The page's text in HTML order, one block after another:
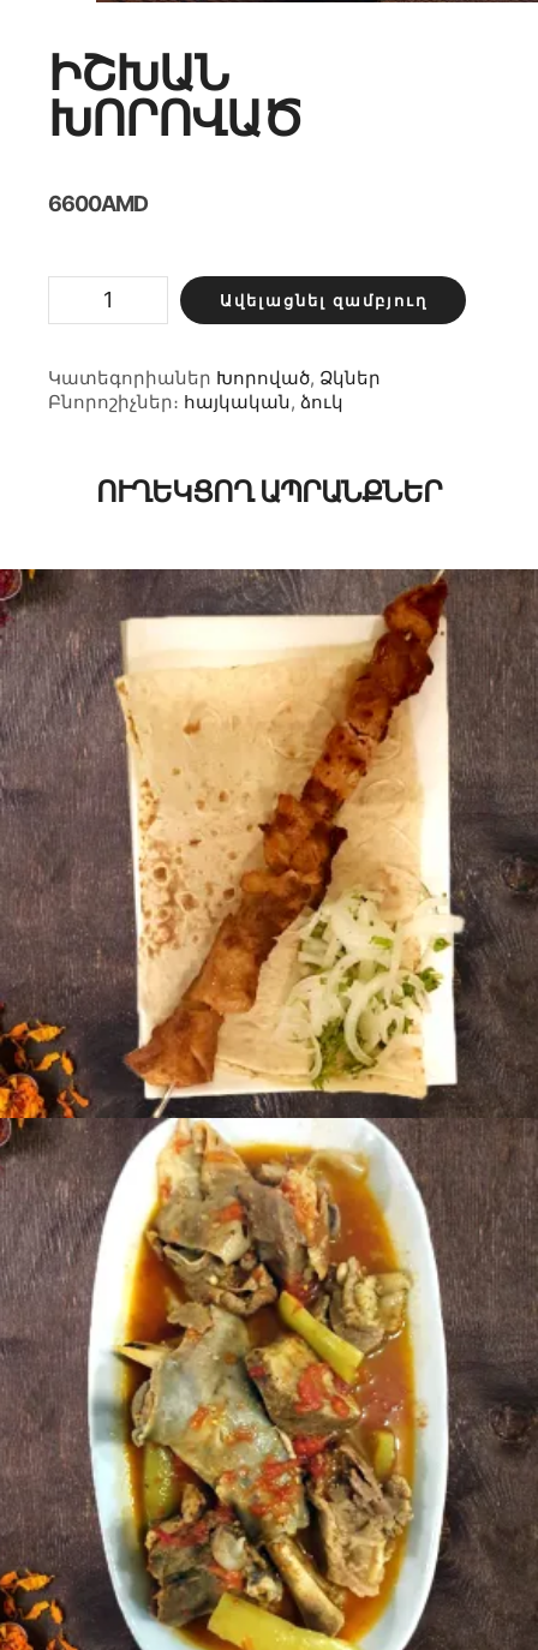
ԻՇԽԱՆ
ԽՈՐՈՎԱԾ
6600AMD
Իշխան
խորոված
քանակ
Ավելացնել զամբյուղ
Կատեգորիաներ Խորոված, Ձկներ
Բնորոշիչներ։ հայկական, ձուկ
ՈՒՂԵԿՑՈՂ ԱՊՐԱՆՔՆԵՐ
1500AMD
Ավելացնել զամբյուղ
8500AMD